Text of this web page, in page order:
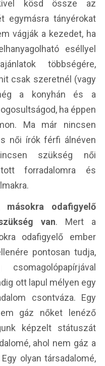
kösd össze az
egymásra tányérokat
vágják a kezedet, ha
eséllyel
többségére,
csak szeretnél (vagy
a konyhán és a
ha éppen
Ma már nincsen
női írók férfi álnéven
szükség női
forradalomra és
másokra odafigyelő
van. Mert a
odafigyelő ember
pontosan tudja,
ott lapul mélyen egy
csontváza. Egy
gáz nőket lenéző
képzelt státuszát
ahol nem gáz a
olyan társadalomé,